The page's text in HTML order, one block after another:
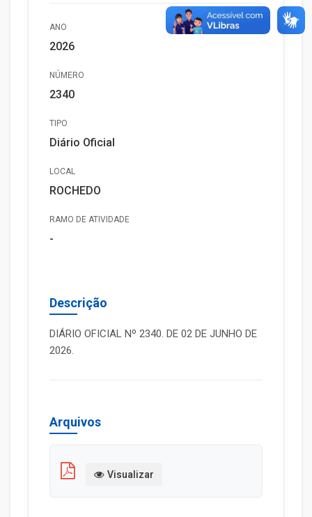
ANO
2026
NÚMERO
2340
TIPO
Diário Oficial
LOCAL
ROCHEDO
RAMO DE ATIVIDADE
-
Descrição
DIÁRIO OFICIAL Nº 2340. DE 02 DE JUNHO DE
2026.
Arquivos
Visualizar